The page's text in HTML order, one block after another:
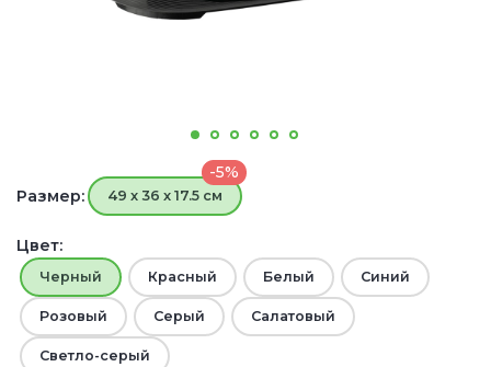
Размер:
-5%
49 x 36 x 17.5 см
Цвет:
Черный Красный Белый Синий
Розовый Серый Салатовый
Светло-серый